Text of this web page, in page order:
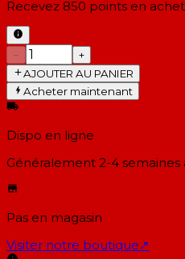
Recevez 850 points en
−
+
AJOUTER AU PANIER
Acheter maintenant
Dispo en ligne
Généralement 2-4 semaines
Pas en magasin
Visiter notre boutique↗